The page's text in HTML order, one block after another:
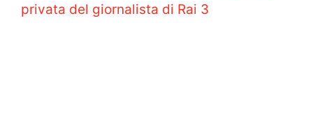
privata del giornalista di Rai 3